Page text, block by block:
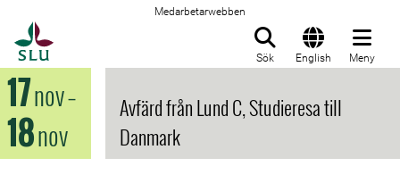
Medarbetarwebben
Sök English Meny
17nov–
18nov
Avfärd från Lund C, Studieresa till
Danmark